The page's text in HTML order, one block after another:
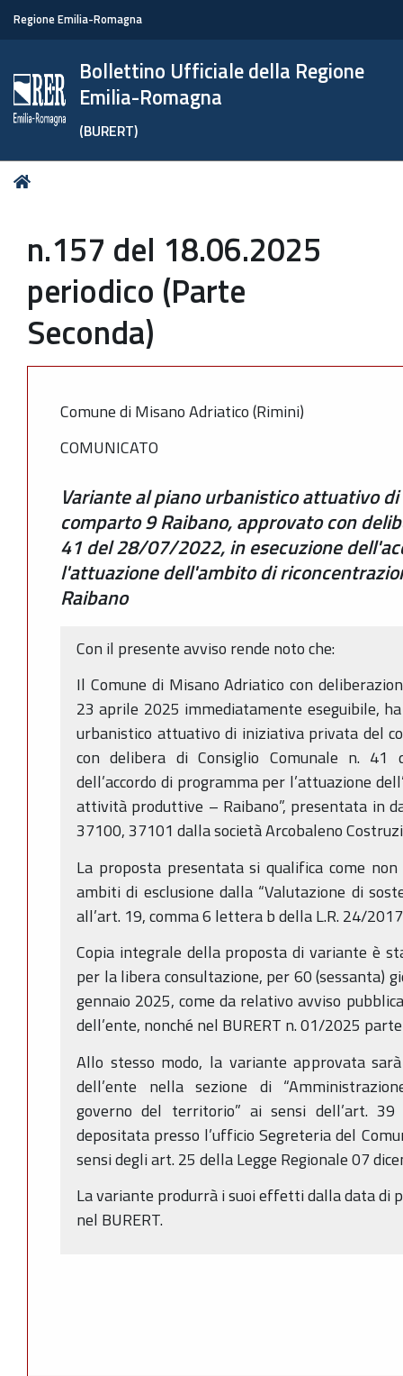
Regione Emilia-Romagna
Bollettino Ufficiale della Regione
Emilia-Romagna
(BURERT)
Tu
n.157 del 18.06.2025
periodico (Parte
Seconda)
Comune di Misano Adriatico (Rimini)
COMUNICATO
Variante al piano urbanistico attuativo
comparto 9 Raibano, approvato con
41 del 28/07/2022, in esecuzione
l'attuazione dell'ambito di
Raibano
Con il presente avviso rende noto che:
Il Comune di Misano Adriatico con
23 aprile 2025 immediatamente eseguibile,
urbanistico attuativo di iniziativa privata del
con delibera di Consiglio Comunale n. 41
dell’accordo di programma per l’attuazione
attività produttive – Raibano”, presentata in
37100, 37101 dalla società Arcobaleno
La proposta presentata si qualifica come
ambiti di esclusione dalla “Valutazione di
all’art. 19, comma 6 lettera b della L.R. 24/
Copia integrale della proposta di variante è
per la libera consultazione, per 60 (sessanta)
gennaio 2025, come da relativo avviso
dell’ente, nonché nel BURERT n. 01/2025
Allo stesso modo, la variante approvata
dell’ente nella sezione di
governo del territorio” ai sensi dell’art.
depositata presso l’ufficio Segreteria del
sensi degli art. 25 della Legge Regionale 07
La variante produrrà i suoi effetti dalla data di
nel BURERT.